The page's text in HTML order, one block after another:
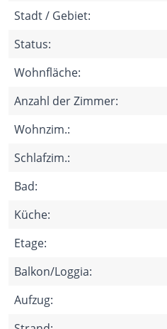
Stadt / Gebiet:
Status:
Wohnfläche:
Anzahl der Zimmer:
Wohnzim.:
Schlafzim.:
Bad:
Küche:
Etage:
Balkon/Loggia:
Aufzug: